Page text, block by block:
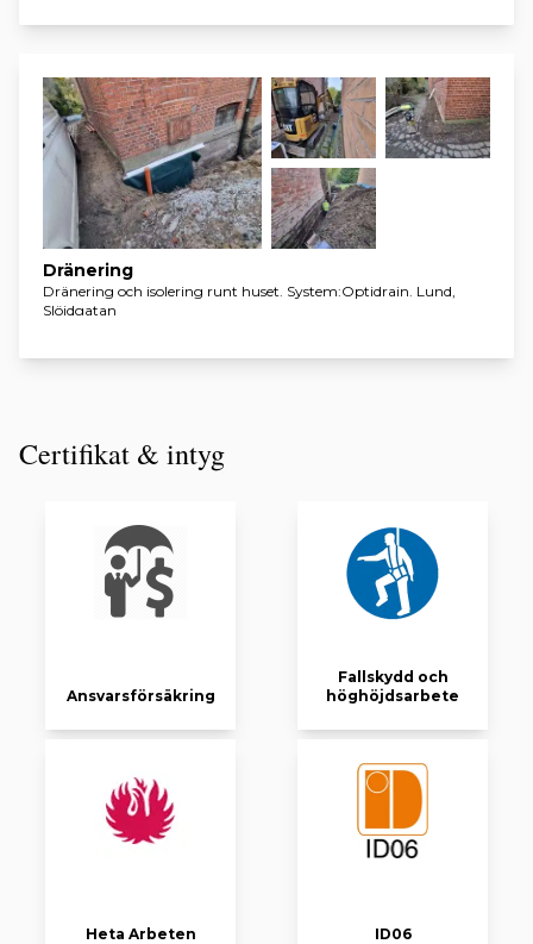
Dränering
Dränering och isolering runt huset. System:Optidrain. Lund,
Slöjdgatan
Certifikat & intyg
Ansvarsförsäkring
Fallskydd och
höghöjdsarbete
Heta Arbeten ID06